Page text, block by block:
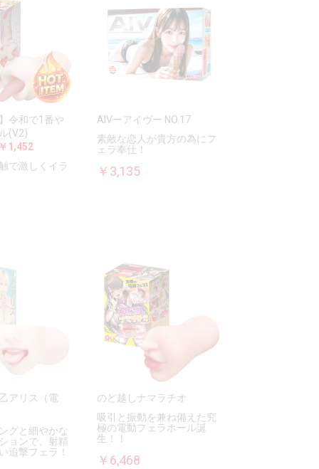
令和で1番や
(V2)
1,452
で激しくイラ
AIVーアイヴー NO.17
素敵な恋人が貴方の為にフ
ェラ奉仕！
￥3,135
アリス（電
グと細やかな
ョンで、射精
追撃フェラ！
のど越しナマラチオ
吸引と振動を兼ね備えた究
極の電動フェラホール誕
生！！
￥6,468